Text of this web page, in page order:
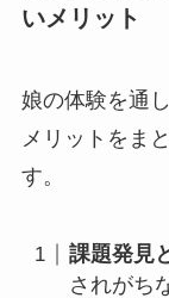
いメリット
娘の体験を通
メリットをま
す。
課題発見
されがち